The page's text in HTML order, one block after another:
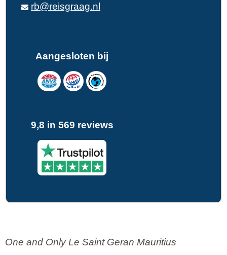
rb@reisgraag.nl
Aangesloten bij
9,8 in 569 reviews
One and Only Le Saint Geran Mauritius